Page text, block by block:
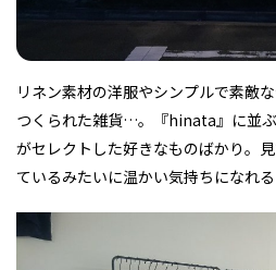
パン アジア・エ
ク
レジャー・スポー
ツ施設
非日常
脱毛 温活・サ
その他
幼稚園 教育
リネン素材の洋服やシンプルで素敵
つくられた雑貨…。『hinata』に並
がセレクトした好きなものばかり。
ているみたいに温かい気持ちになれる